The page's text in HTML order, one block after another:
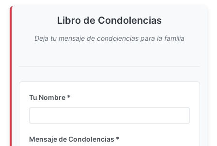
Libro de Condolencias
Deja tu mensaje de condolencias para la familia
Tu Nombre *
Mensaje de Condolencias *